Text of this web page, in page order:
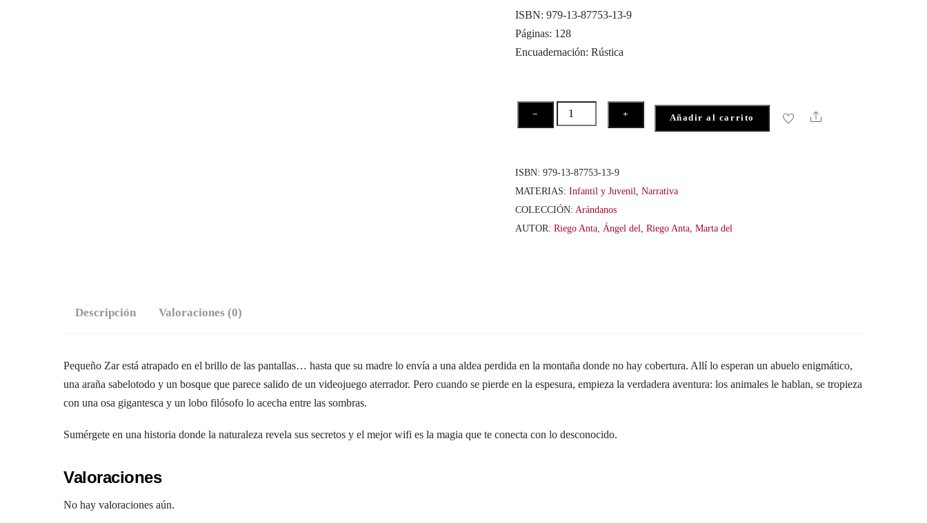
0
d
e
ISBN: 979-13-87753-13-9
Páginas: 128
Encuadernación: Rústica
−
Pequeño
zar
animado
+ Añadir al carrito Share
ISBN:979-13-87753-13-9
MATERIAS:Infantil y Juvenil ,Narrativa
COLECCIÓN: Arándanos
AUTOR:Riego Anta, Ángel del ,Riego Anta, Marta del
Descripción Valoraciones (0)
Pequeño Zar está atrapado en el brillo de las pantallas… hasta que su madre lo envía a una aldea perdida en la montaña donde no hay cobertura. Allí lo esperan un abuelo enigmático,
una araña sabelotodo y un bosque que parece salido de un videojuego aterrador. Pero cuando se pierde en la espesura, empieza la verdadera aventura: los animales le hablan, se tropieza
con una osa gigantesca y un lobo filósofo lo acecha entre las sombras.
Sumérgete en una historia donde la naturaleza revela sus secretos y el mejor wifi es la magia que te conecta con lo desconocido.
Valoraciones
No hay valoraciones aún.